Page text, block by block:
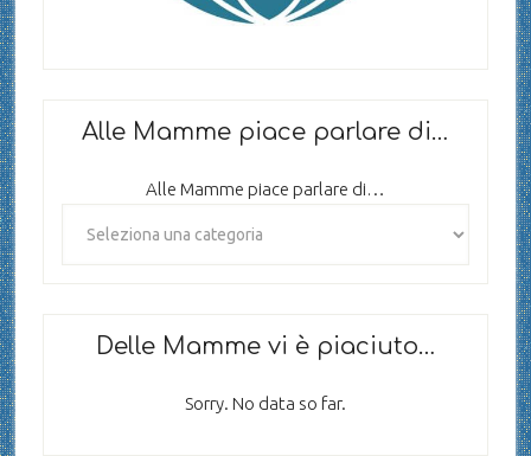
Alle Mamme piace parlare di…
Alle Mamme piace parlare di…
Delle Mamme vi è piaciuto…
Sorry. No data so far.